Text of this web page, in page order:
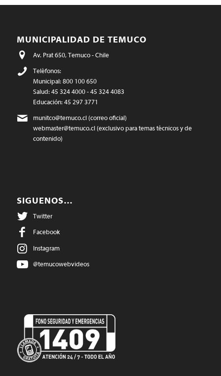
MUNICIPALIDAD DE TEMUCO
Av. Prat 650, Temuco - Chile
Teléfonos:
Municipal: 800 100 650
Salud: 45 324 4000 - 45 324 4083
Educación: 45 297 3771
munitco@temuco.cl(correo oficial)
webmaster@temuco.cl(exclusivo para temas técnicos y de
contenido)
SIGUENOS…
Twitter
Facebook
Instagram
@temucowebvideos